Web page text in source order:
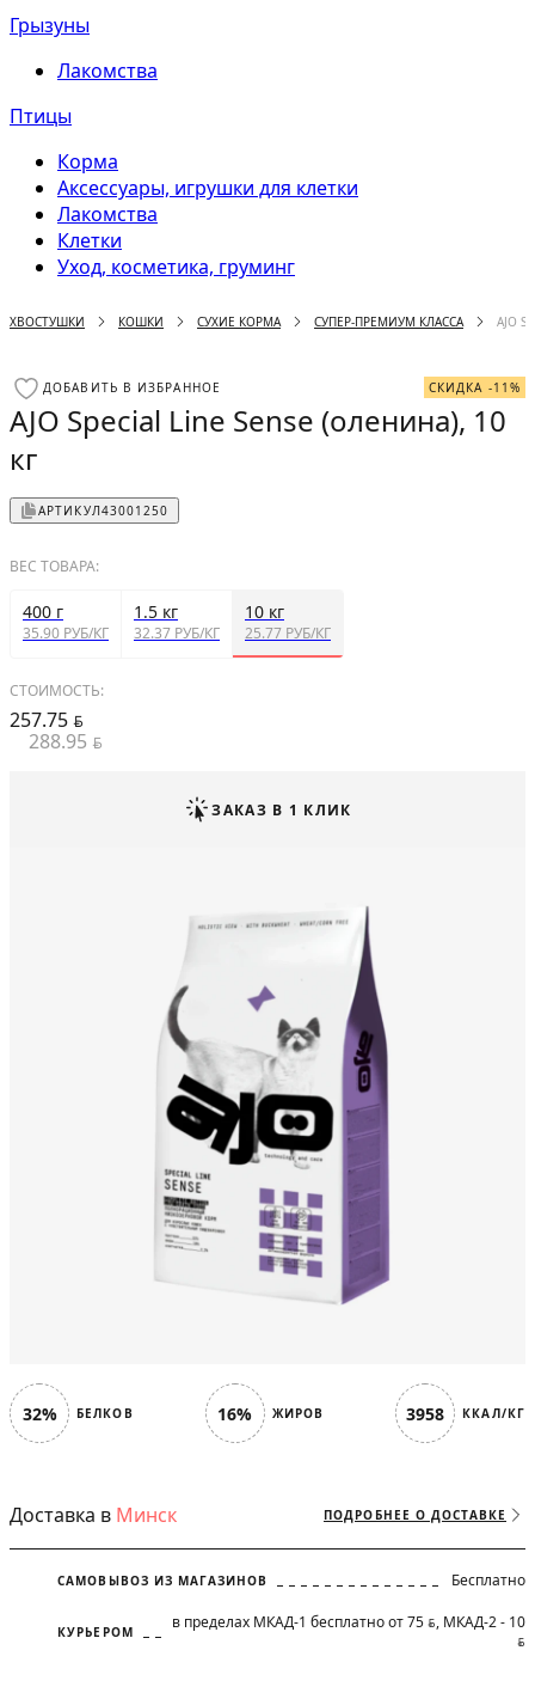
Грызуны
Лакомства
Птицы
Корма
Аксессуары, игрушки для клетки
Лакомства
Клетки
Уход, косметика, груминг
ХВОСТУШКИ КОШКИ СУХИЕ КОРМА СУПЕР-ПРЕМИУМ КЛАССА AJO
32% БЕЛКОВ 16% ЖИРОВ 3958 ККАЛ/КГ
Доставка в Минск ПОДРОБНЕЕ О ДОСТАВКЕ
САМОВЫВОЗ ИЗ МАГАЗИНОВ Бесплатно
КУРЬЕРОМ в пределах МКАД-1 бесплатно от 75 BYN, МКАД-2 - 10
BYN
ДОБАВИТЬ В ИЗБРАННОЕ СКИДКА -11%
AJO Special Line Sense (оленина), 10
кг
АРТИКУЛ43001250
ВЕС ТОВАРА:
400 г
35.90 РУБ/КГ
1.5 кг
32.37 РУБ/КГ
10 кг
25.77 РУБ/КГ
СТОИМОСТЬ:
257.75 BYN
288.95 BYN
ЗАКАЗ В 1 КЛИК